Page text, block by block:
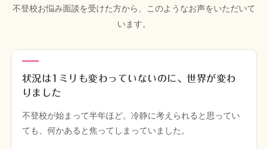
不登校お悩み面談を受けた方から、このようなお声をいただいて
います。
状況は1ミリも変わっていないのに、世界が変わ
りました
不登校が始まって半年ほど。冷静に考えられると思ってい
ても、何かあると焦ってしまっていました。